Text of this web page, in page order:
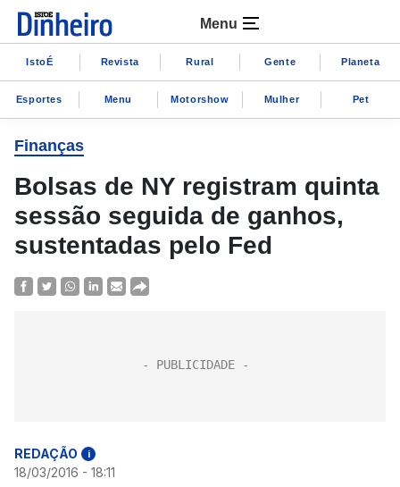
Menu
IstoÉ Revista Rural Gente Planeta
Esportes Menu Motorshow Mulher Pet
Finanças
Bolsas de NY registram quinta
sessão seguida de ganhos,
sustentadas pelo Fed
REDAÇÃO i
18/03/2016 - 18:11